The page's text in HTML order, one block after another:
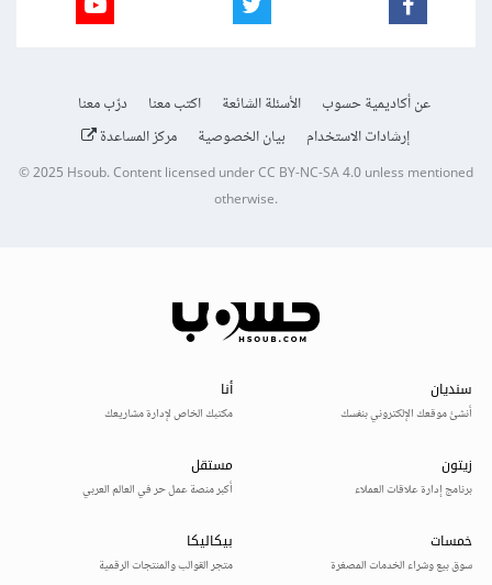
عن أكاديمية حسوب الأسئلة الشائعة اكتب معنا
درّب معنا
إرشادات الاستخدام
بيان الخصوصية مركز المساعدة
© 2025Hsoub.Content licensed underCC BY-NC-SA 4.0unless mentioned
otherwise.